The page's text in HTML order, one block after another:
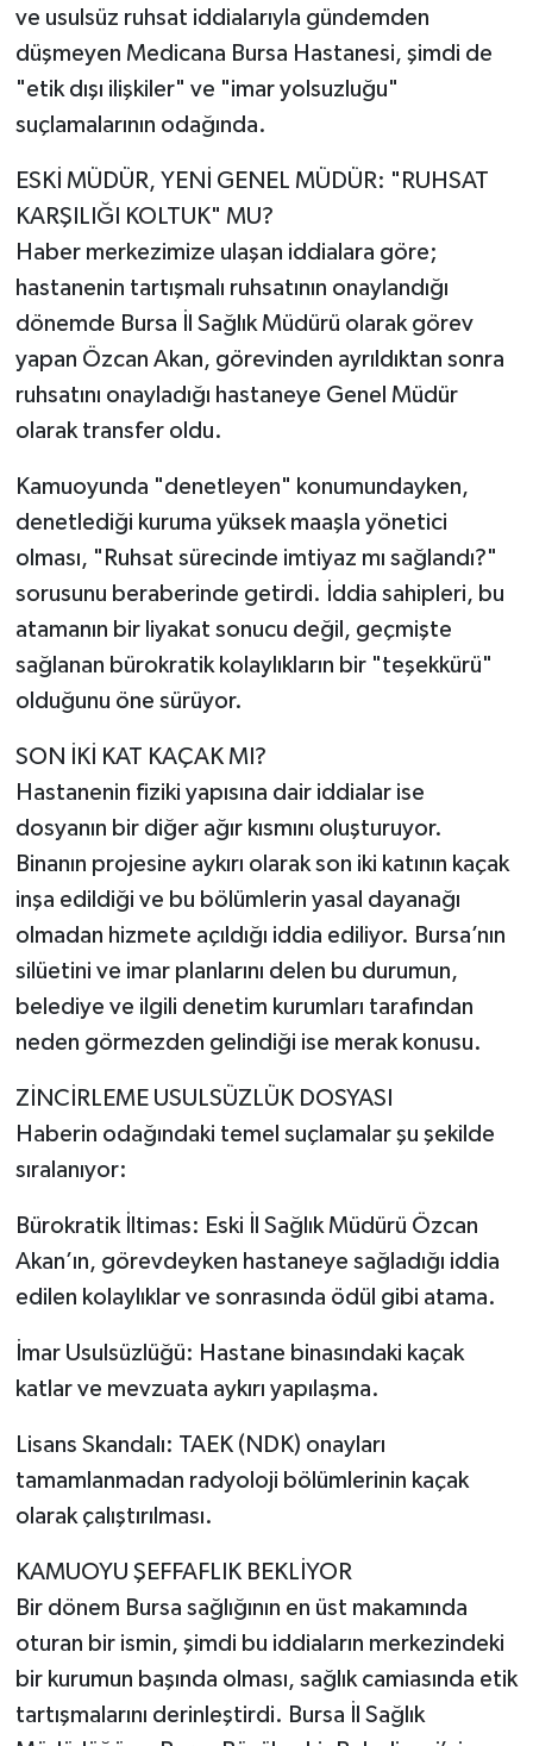
ve usulsüz ruhsat iddialarıyla gündemden
düşmeyen Medicana Bursa Hastanesi, şimdi de
"etik dışı ilişkiler" ve "imar yolsuzluğu"
suçlamalarının odağında.
ESKİ MÜDÜR, YENİ GENEL MÜDÜR: "RUHSAT
KARŞILIĞI KOLTUK" MU?
Haber merkezimize ulaşan iddialara göre;
hastanenin tartışmalı ruhsatının onaylandığı
dönemde Bursa İl Sağlık Müdürü olarak görev
yapan Özcan Akan, görevinden ayrıldıktan sonra
ruhsatını onayladığı hastaneye Genel Müdür
olarak transfer oldu.
Kamuoyunda "denetleyen" konumundayken,
denetlediği kuruma yüksek maaşla yönetici
olması, "Ruhsat sürecinde imtiyaz mı sağlandı?"
sorusunu beraberinde getirdi. İddia sahipleri, bu
atamanın bir liyakat sonucu değil, geçmişte
sağlanan bürokratik kolaylıkların bir "teşekkürü"
olduğunu öne sürüyor.
SON İKİ KAT KAÇAK MI?
Hastanenin fiziki yapısına dair iddialar ise
dosyanın bir diğer ağır kısmını oluşturuyor.
Binanın projesine aykırı olarak son iki katının kaçak
inşa edildiği ve bu bölümlerin yasal dayanağı
olmadan hizmete açıldığı iddia ediliyor. Bursa’nın
silüetini ve imar planlarını delen bu durumun,
belediye ve ilgili denetim kurumları tarafından
neden görmezden gelindiği ise merak konusu.
ZİNCİRLEME USULSÜZLÜK DOSYASI
Haberin odağındaki temel suçlamalar şu şekilde
sıralanıyor:
Bürokratik İltimas: Eski İl Sağlık Müdürü Özcan
Akan’ın, görevdeyken hastaneye sağladığı iddia
edilen kolaylıklar ve sonrasında ödül gibi atama.
İmar Usulsüzlüğü: Hastane binasındaki kaçak
katlar ve mevzuata aykırı yapılaşma.
Lisans Skandalı: TAEK (NDK) onayları
tamamlanmadan radyoloji bölümlerinin kaçak
olarak çalıştırılması.
KAMUOYU ŞEFFAFLIK BEKLİYOR
Bir dönem Bursa sağlığının en üst makamında
oturan bir ismin, şimdi bu iddiaların merkezindeki
bir kurumun başında olması, sağlık camiasında etik
tartışmalarını derinleştirdi. Bursa İl Sağlık